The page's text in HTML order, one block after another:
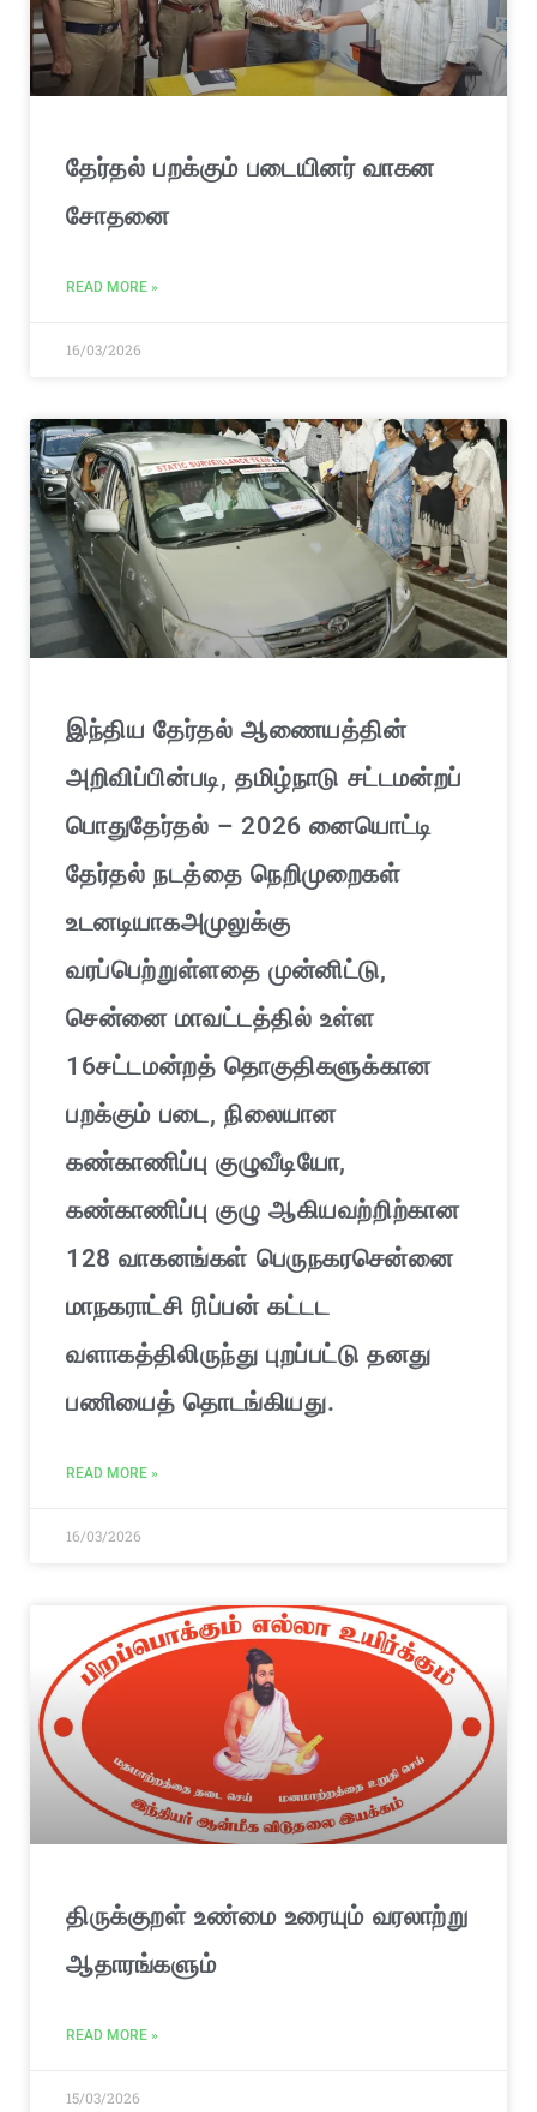
தேர்தல் பறக்கும் படையினர் வாகன
சோதனை
READ MORE »
16/03/2026
இந்திய தேர்தல் ஆணையத்தின்
அறிவிப்பின்படி, தமிழ்நாடு சட்டமன்றப்
பொதுதேர்தல் – 2026 னையொட்டி
தேர்தல் நடத்தை நெறிமுறைகள்
உடனடியாகஅமுலுக்கு
வரப்பெற்றுள்ளதை முன்னிட்டு,
சென்னை மாவட்டத்தில் உள்ள
16சட்டமன்றத் தொகுதிகளுக்கான
பறக்கும் படை, நிலையான
கண்காணிப்பு குழுவீடியோ,
கண்காணிப்பு குழு ஆகியவற்றிற்கான
128 வாகனங்கள் பெருநகரசென்னை
மாநகராட்சி ரிப்பன் கட்டட
வளாகத்திலிருந்து புறப்பட்டு தனது
பணியைத் தொடங்கியது.
READ MORE »
16/03/2026
திருக்குறள் உண்மை உரையும் வரலாற்று
ஆதாரங்களும்
READ MORE »
15/03/2026